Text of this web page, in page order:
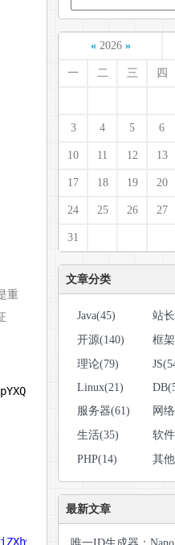
重
« 2026»
一 二 三 四
3 4 5 6
10 11 12 13
17 18 19 20
24 25 26 27
31
文章分类
Java(45)
站
开源(140)
框
理论(79)
Linux(21)
服务器(61)
网
生活(35)
软
PHP(14)
其
最新文章